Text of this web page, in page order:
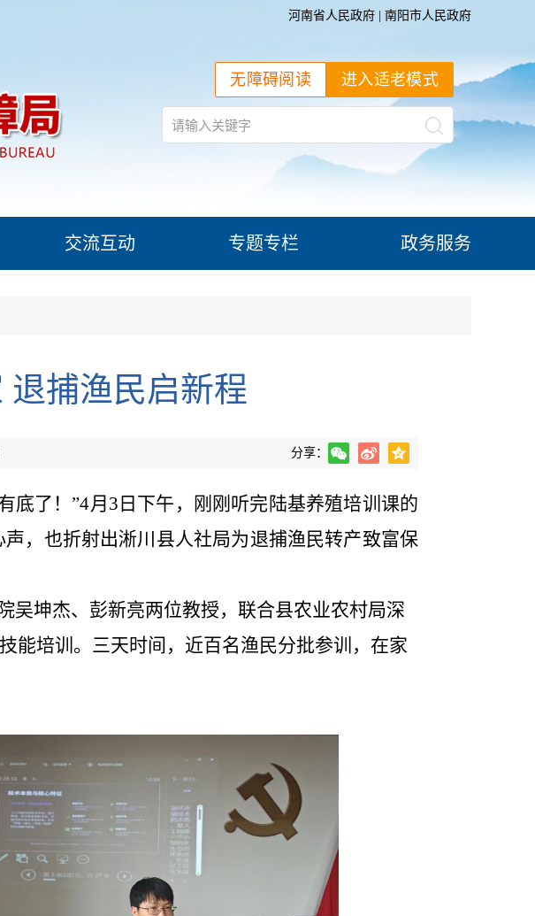
河南省人民政府 南阳市人民政府
进入适老模式
无障碍阅读
交流互动 专题专栏 政务服务
捕渔民启新程
分享：
底了！”4月3日下午，刚刚听完陆基养殖培训课的
声， 也折射出淅川县人社局为退捕渔民转产致富保
吴坤杰、彭新亮两位教授，联合县农业农村局深
能培训。三天时间，近百名渔民分批参训，在家